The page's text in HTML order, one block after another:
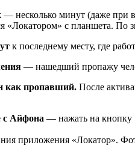
— несколько минут (даже при
«Локатором» с планшета. По
к последнему месту, где
— нашедший пропажу
как пропавший. После
с Айфона — нажать на кнопку
приложения «Локатор».